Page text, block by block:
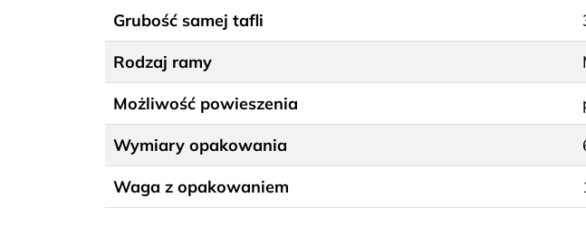
Grubość samej tafli
Rodzaj ramy
Możliwość powieszenia
Wymiary opakowania
Waga z opakowaniem